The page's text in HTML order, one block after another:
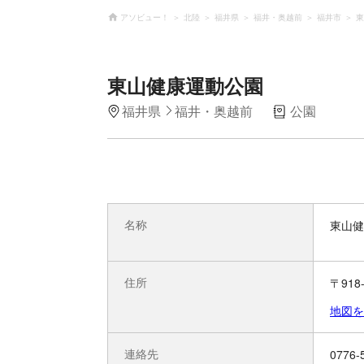
アソビュー！ 北陸 福井県 福井・奥越前 福井市
東山健康運動公園
福井県 福井・奥越前 公園
名称 東山
住所
〒
地図
連絡先 0776-